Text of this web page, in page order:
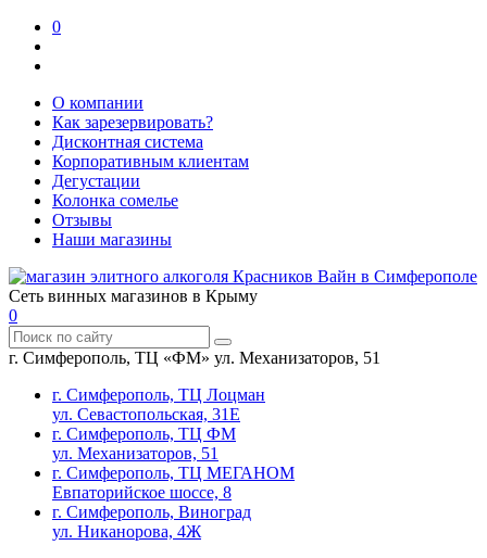
0
О компании
Как зарезервировать?
Дисконтная система
Корпоративным клиентам
Дегустации
Колонка сомелье
Отзывы
Наши магазины
Сеть винных магазинов в Крыму
0
г. Симферополь, ТЦ «ФМ» ул. Механизаторов, 51
г. Симферополь, ТЦ Лоцман
ул. Севастопольская, 31Е
г. Симферополь, ТЦ ФМ
ул. Механизаторов, 51
г. Симферополь, ТЦ МЕГАНОМ
Евпаторийское шоссе, 8
г. Симферополь, Виноград
ул. Никанорова, 4Ж